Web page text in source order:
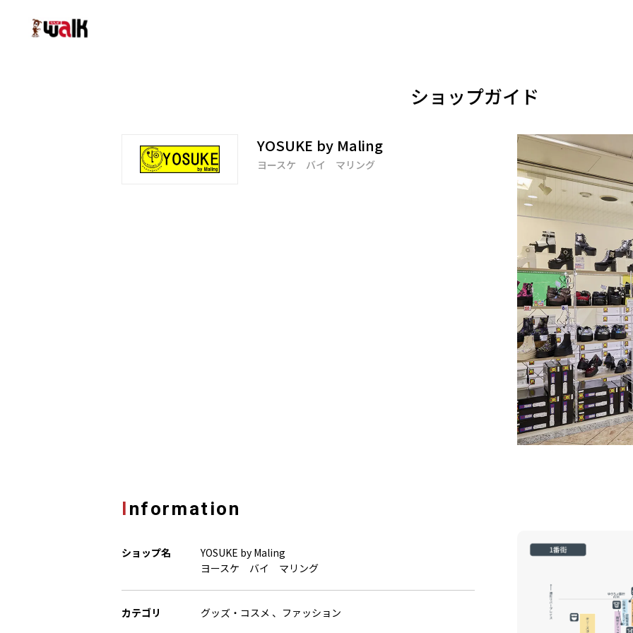
ショップガイド
YOSUKE by Maling
ヨースケ バイ マリング
Information
ショップ名
YOSUKE by Maling
ヨースケ バイ マリング
カテゴリ グッズ・コスメ 、ファッション